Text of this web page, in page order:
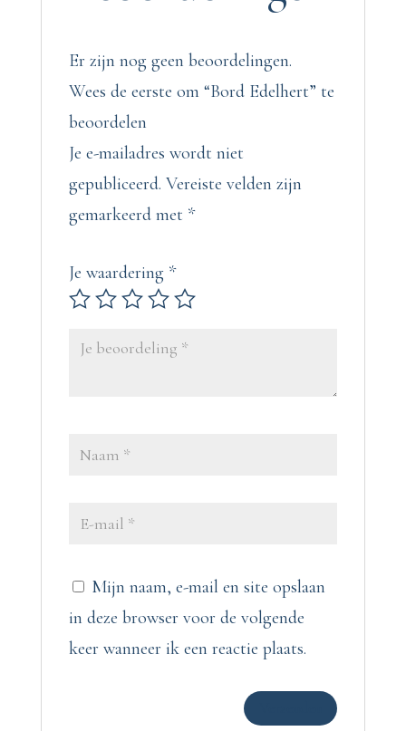
Er zijn nog geen beoordelingen.
Wees de eerste om “Bord Edelhert” te
beoordelen
Je e-mailadres wordt niet
gepubliceerd. Vereiste velden zijn
gemarkeerd met *
Je waardering *
Mijn naam, e-mail en site opslaan
in deze browser voor de volgende
keer wanneer ik een reactie plaats.